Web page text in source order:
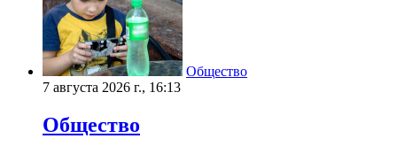
Общество
7 августа 2026 г., 16:13
Общество